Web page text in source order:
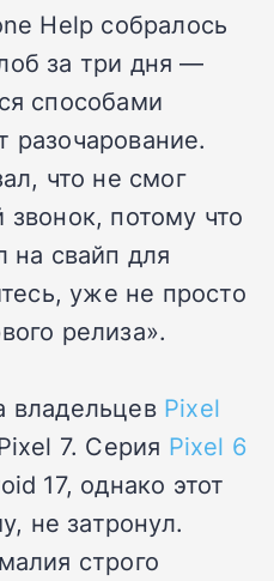
Help собралось
за три дня —
способами
что не смог
потому что
на свайп для
уже не просто
релиза».
владельцев Pixel
7. Серия Pixel 6
17, однако этот
не затронул.
строго